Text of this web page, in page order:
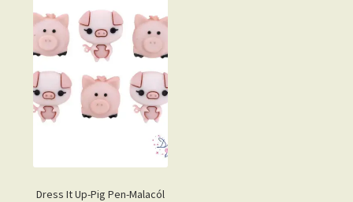
Dress It Up-Pig Pen-Malacól